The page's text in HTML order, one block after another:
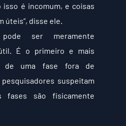
é incomum, e coisas
úteis”, disse ele.
ser meramente
É o primeiro e mais
de uma fase fora de
suspeitam
fases são fisicamente